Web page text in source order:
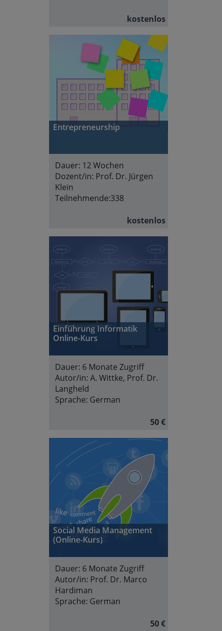
kostenlos
Entrepreneurship
Dauer: 12 Wochen
Dozent/in: Prof. Dr. Jürgen
Klein
Teilnehmende:338
kostenlos
Einführung Informatik
Online-Kurs
Dauer: 6 Monate Zugriff
Autor/in: A. Wittke, Prof. Dr.
Langheld
Sprache: German
50 €
Social Media Management
(Online-Kurs)
Dauer: 6 Monate Zugriff
Autor/in: Prof. Dr. Marco
Hardiman
Sprache: German
50 €